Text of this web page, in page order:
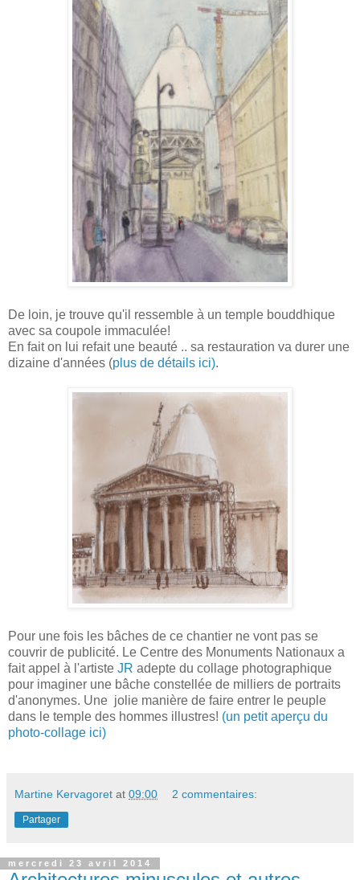
De loin, je trouve qu'il ressemble à un temple bouddhique
avec sa coupole immaculée!
En fait on lui refait une beauté .. sa restauration va durer une
dizaine d'années (plus de détails ici).
Pour une fois les bâches de ce chantier ne vont pas se
couvrir de publicité. Le Centre des Monuments Nationaux a
fait appel à l'artiste JR adepte du collage photographique
pour imaginer une bâche constellée de milliers de portraits
d'anonymes. Une jolie manière de faire entrer le peuple
dans le temple des hommes illustres! (un petit aperçu du
photo-collage ici)
Martine Kervagoret at 09:00 2 commentaires:
Partager
mercredi 23 avril 2014